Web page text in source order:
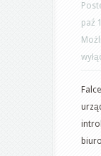
paź